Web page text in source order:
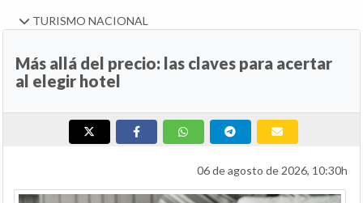
TURISMO NACIONAL
Más allá del precio: las claves para acertar
al elegir hotel
06 de agosto de 2026, 10:30h